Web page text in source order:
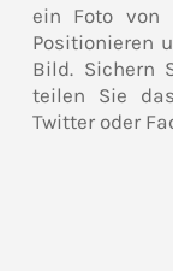
ein Foto von
Positionieren
Bild. Sichern
teilen Sie
Twitter oder